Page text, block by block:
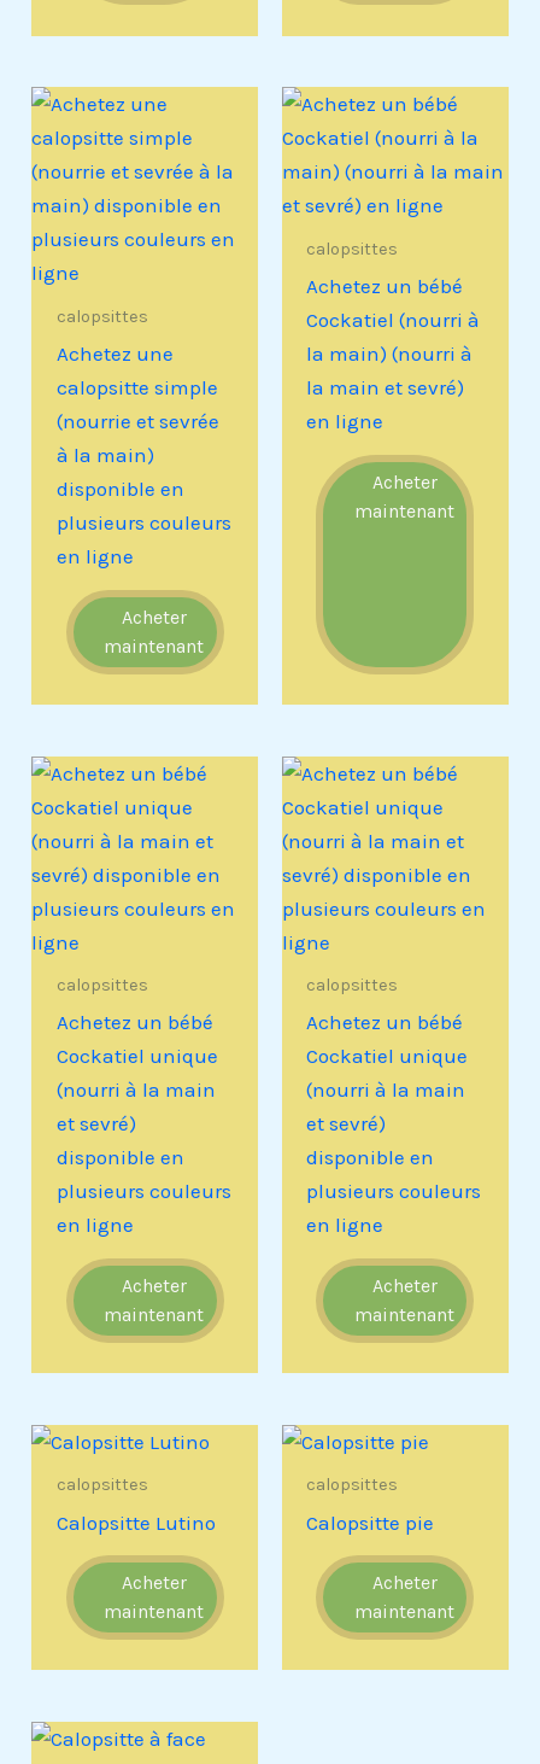
calopsittes
Achetez une
calopsitte simple
(nourrie et sevrée
à la main)
disponible en
plusieurs couleurs
en ligne
Acheter
maintenant
calopsittes
Achetez un bébé
Cockatiel (nourri à
la main) (nourri à
la main et sevré)
en ligne
Acheter
maintenant
calopsittes
Achetez un bébé
Cockatiel unique
(nourri à la main
et sevré)
disponible en
plusieurs couleurs
en ligne
Acheter
maintenant
calopsittes
Achetez un bébé
Cockatiel unique
(nourri à la main
et sevré)
disponible en
plusieurs couleurs
en ligne
Acheter
maintenant
calopsittes
Calopsitte Lutino
Acheter
maintenant
calopsittes
Calopsitte pie
Acheter
maintenant